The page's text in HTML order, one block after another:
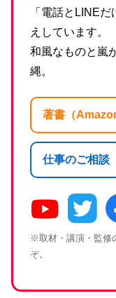
「電話とLINE
えしています。
和風なものと嵐
縄。
著書（
仕事のご相談
※取材・講演・監修
ぞ。